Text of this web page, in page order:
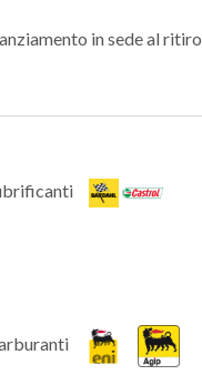
in sede al ritiro